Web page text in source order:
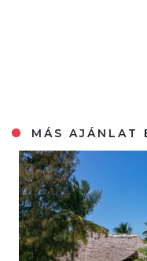
MÁS AJÁNLAT